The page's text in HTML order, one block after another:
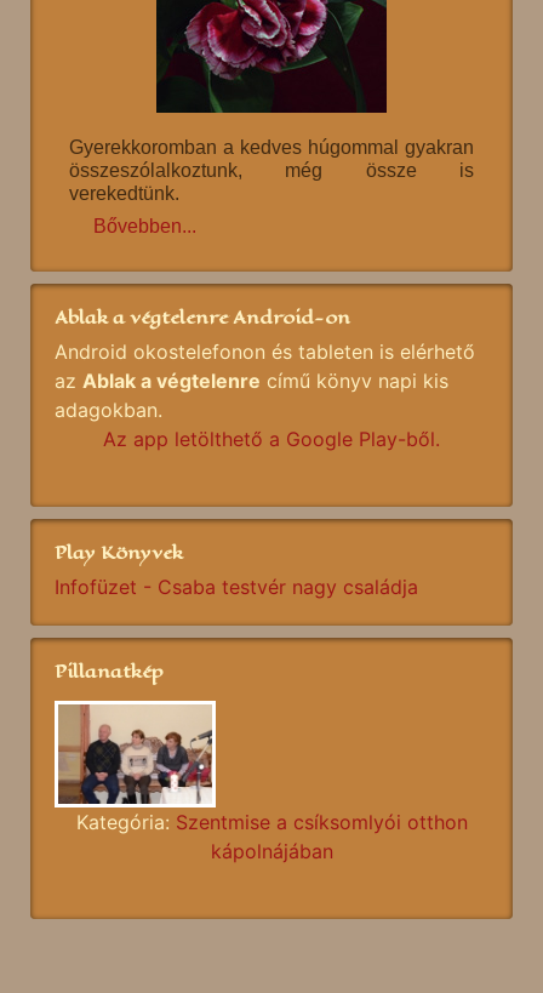
Gyerekkoromban a kedves húgommal gyakran
összeszólalkoztunk, még össze is
verekedtünk.
Bővebben...
Ablak a végtelenre Android-on
Android okostelefonon és tableten is elérhető
az Ablak a végtelenre című könyv napi kis
adagokban.
Az app letölthető a Google Play-ből.
Play Könyvek
Infofüzet - Csaba testvér nagy családja
Pillanatkép
Kategória: Szentmise a csíksomlyói otthon
kápolnájában